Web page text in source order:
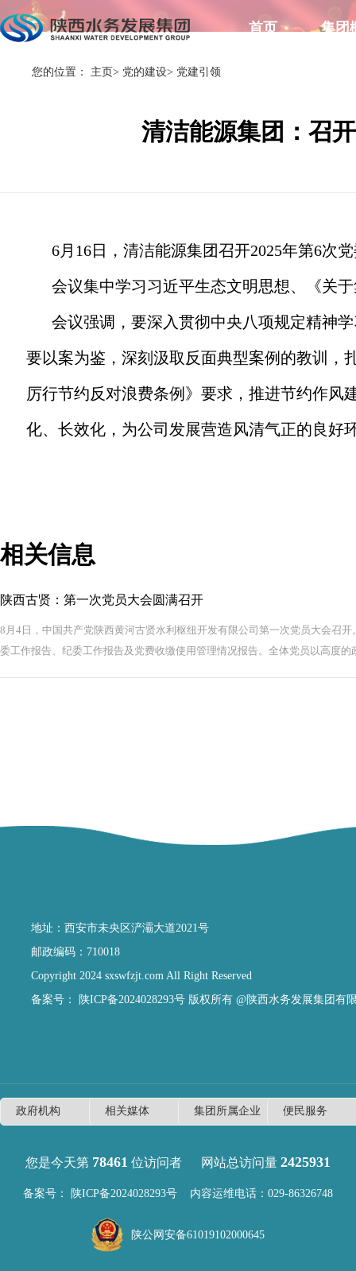
首页 集团
您的位置： 主页> 党的建设> 党建引领
清洁能源集团：召
6月16日，清洁能源集团召开2025年第6次
会议集中学习习近平生态文明思想、《关
会议强调，要深入贯彻中央八项规定精神
要以案为鉴，深刻汲取反面典型案例的教训，
厉行节约反对浪费条例》要求，推进节约作风
化、长效化，为公司发展营造风清气正的良好
相关信息
陕西古贤：第一次党员大会圆满召开
8月4日，中国共产党陕西黄河古贤水利枢纽开发有限公司第一次党员大会召
委工作报告、纪委工作报告及党费收缴使用管理情况报告。全体党员以高度的
地址：西安市未央区浐灞大道2021号
邮政编码：710018
Copyright 2024 sxswfzjt.com All Right Reserved
备案号：
陕ICP备2024028293号 版权所有 @陕西水务发展集团有
您是今天第 78461 位访问者 网站总访问量 2425931
备案号： 陕ICP备2024028293号 内容运维电话：029-86326748
陕公网安备61019102000645